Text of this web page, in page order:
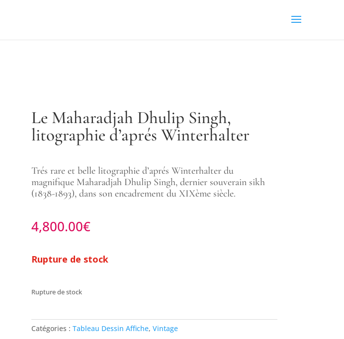
Le Maharadjah Dhulip Singh,
litographie d’aprés Winterhalter
Trés rare et belle litographie d’aprés Winterhalter du
magnifique Maharadjah Dhulip Singh, dernier souverain sikh
(1838-1893), dans son encadrement du XIXème siècle.
4,800.00€
Rupture de stock
Rupture de stock
Catégories : Tableau Dessin Affiche, Vintage